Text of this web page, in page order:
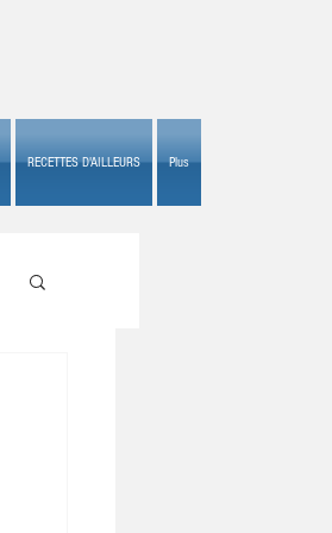
RECETTES D'AILLEURS Plus